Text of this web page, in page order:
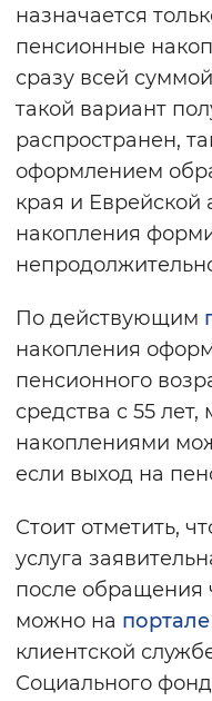
Воспроизвести
назначается
пенсионные
сразу всей
такой вариант
распространен,
оформлением
края и Еврейской
накопления
По действующим
накопления
пенсионного
средства с 55
накоплениями
если выход на
Стоит отметить,
услуга
после обращения
можно на портале
клиентской
Социального